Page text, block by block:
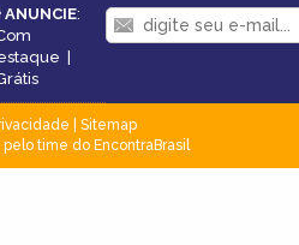
ANUNCIE:
|
Sitemap
pelo time do EncontraBrasil